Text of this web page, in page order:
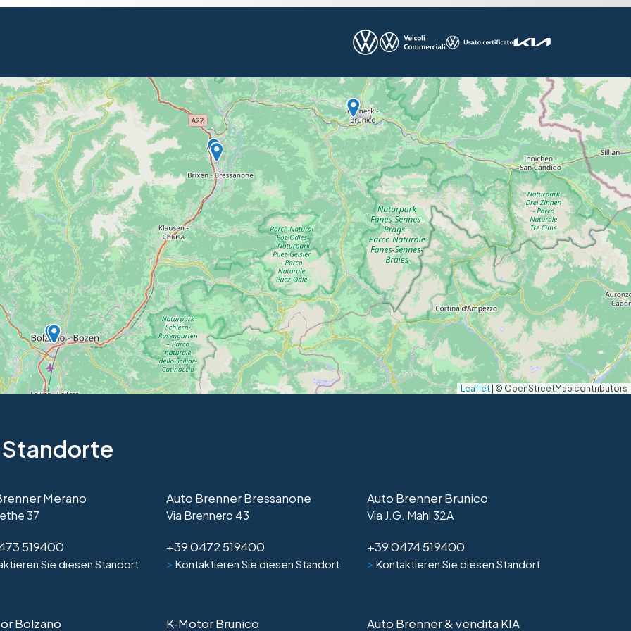
Leaflet © OpenStreetMap contributors
Standorte
Merano
37
519400
Sie diesen Standort
Auto Brenner Bressanone
Via Brennero 43
+39 0472 519400
> Kontaktieren Sie diesen Standort
Auto Brenner Brunico
Via J.G. Mahl 32A
+39 0474 519400
> Kontaktieren Sie diesen Standort
Bolzano K‑Motor Brunico Auto Brenner & vendita KIA